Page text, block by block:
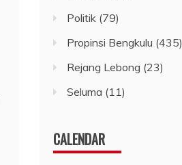
Politik (79)
Propinsi Bengkulu (435)
Rejang Lebong (23)
Seluma (11)
CALENDAR